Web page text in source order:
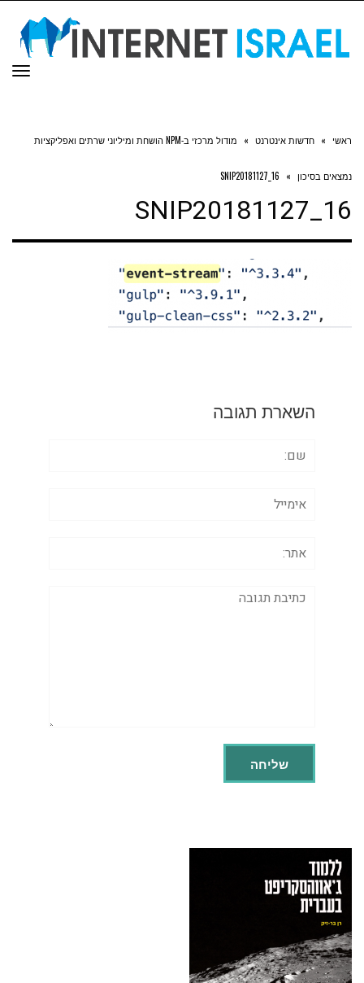
ראשי » חדשות אינטרנט » מודול מרכזי ב-NPM הושחת ומיליוני שרתים ואפליקציות
נמצאים בסיכון »
SNIP20181127_16
SNIP20181127_16
השארת תגובה
תגובה